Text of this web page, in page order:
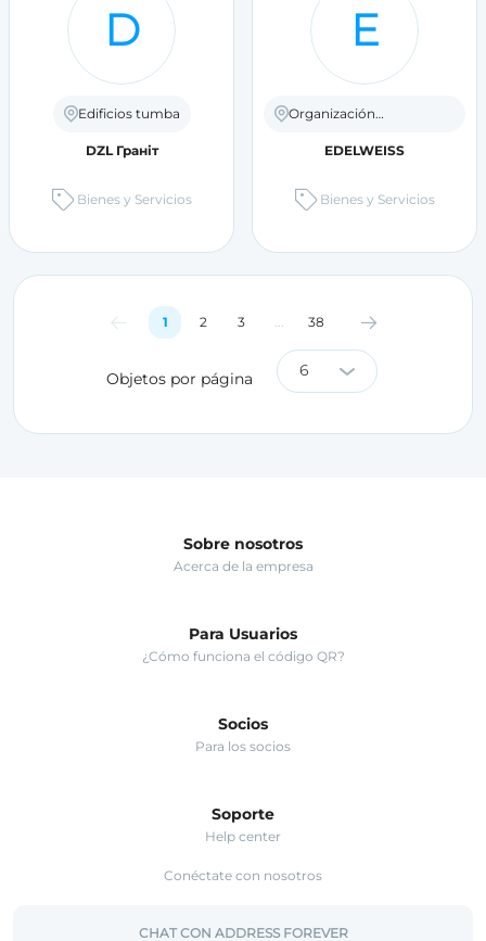
D
Edificios tumba
DZL Граніт
Bienes y Servicios
E
Organización
EDELWEISS
Bienes y Servicios
1 2 3 ... 38
Objetos por página 6
Sobre nosotros
Acerca de la empresa
Para Usuarios
¿Cómo funciona el código QR?
Socios
Para los socios
Soporte
Help center
Conéctate con nosotros
CHAT CON ADDRESS FOREVER